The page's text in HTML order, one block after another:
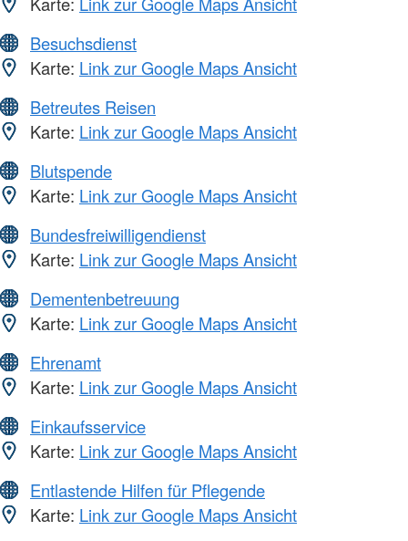
Besuchsdienst
Karte: Link zur Google Maps Ansicht
Betreutes Reisen
Karte: Link zur Google Maps Ansicht
Blutspende
Karte: Link zur Google Maps Ansicht
Bundesfreiwilligendienst
Karte: Link zur Google Maps Ansicht
Dementenbetreuung
Karte: Link zur Google Maps Ansicht
Ehrenamt
Karte: Link zur Google Maps Ansicht
Einkaufsservice
Karte: Link zur Google Maps Ansicht
Entlastende Hilfen für Pflegende
Karte: Link zur Google Maps Ansicht